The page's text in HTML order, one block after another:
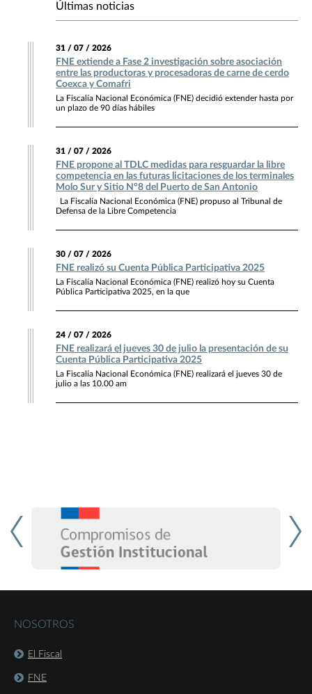
Últimas noticias
31 / 07 / 2026
FNE extiende a Fase 2 investigación sobre asociación
entre las productoras y procesadoras de carne de cerdo
Coexca y Comafri
La Fiscalía Nacional Económica (FNE) decidió extender hasta por
un plazo de 90 días hábiles
31 / 07 / 2026
FNE propone al TDLC medidas para resguardar la libre
competencia en las futuras licitaciones de los terminales
Molo Sur y Sitio N°8 del Puerto de San Antonio
La Fiscalía Nacional Económica (FNE) propuso al Tribunal de
Defensa de la Libre Competencia
30 / 07 / 2026
FNE realizó su Cuenta Pública Participativa 2025
La Fiscalía Nacional Económica (FNE) realizó hoy su Cuenta
Pública Participativa 2025, en la que
24 / 07 / 2026
FNE realizará el jueves 30 de julio la presentación de su
Cuenta Pública Participativa 2025
La Fiscalía Nacional Económica (FNE) realizará el jueves 30 de
julio a las 10.00 am
NOSOTROS
El Fiscal
FNE